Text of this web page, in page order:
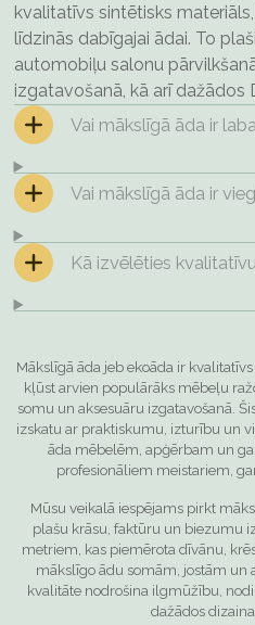
kvalitatīvs sintētisks
līdzinās dabīgajai ādai. To
automobiļu salonu
izgatavošanā, kā arī dažādos
Vai mākslīgā āda ir
Vai mākslīgā āda ir
Kā izvēlēties
Mākslīgā āda jeb ekoāda ir
kļūst arvien populārāks mēbeļu
somu un aksesuāru izgatavošanā.
izskatu ar praktiskumu, izturību un
āda mēbelēm, apģērbam un
profesionāliem meistariem,
Mūsu veikalā iespējams pirkt
plašu krāsu, faktūru un biezumu
metriem, kas piemērota dīvānu,
mākslīgo ādu somām, jostām un
kvalitāte nodrošina ilgmūžību,
dažādos